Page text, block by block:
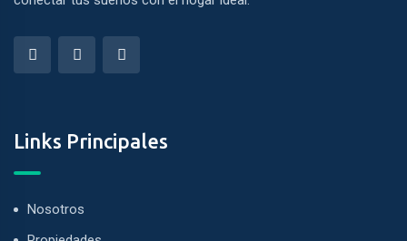
Links Principales
Nosotros